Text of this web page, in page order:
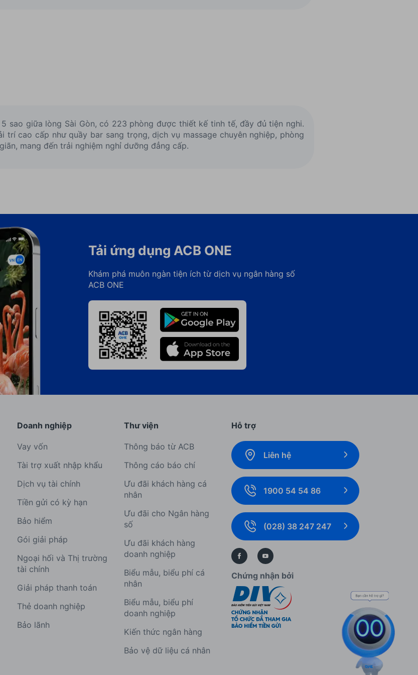
5 sao giữa lòng Sài Gòn, có 223 phòng được thiết kế tinh tế, đầy đủ tiện nghi.
trí cao cấp như quầy bar sang trọng, dịch vụ massage chuyên nghiệp, phòng
mang đến trải nghiệm nghỉ dưỡng đẳng cấp.
Tải ứng dụng ACB ONE
Khám phá muôn ngàn tiện ích từ dịch vụ ngân hàng số
ACB ONE
Doanh nghiệp
Vay vốn
Tài trợ xuất nhập khẩu
Dịch vụ tài chính
Tiền gửi có kỳ hạn
Bảo hiểm
Gói giải pháp
Ngoại hối và Thị trường
tài chính
Giải pháp thanh toán
Thẻ doanh nghiệp
Bảo lãnh
Thư viện
Thông báo từ ACB
Thông cáo báo chí
Ưu đãi khách hàng cá
nhân
Ưu đãi cho Ngân hàng
số
Ưu đãi khách hàng
doanh nghiệp
Biểu mẫu, biểu phí cá
nhân
Biểu mẫu, biểu phí
doanh nghiệp
Kiến thức ngân hàng
Bảo vệ dữ liệu cá nhân
Hỗ trợ
Liên hệ
1900 54 54 86
(028) 38 247 247
Chứng nhận bởi